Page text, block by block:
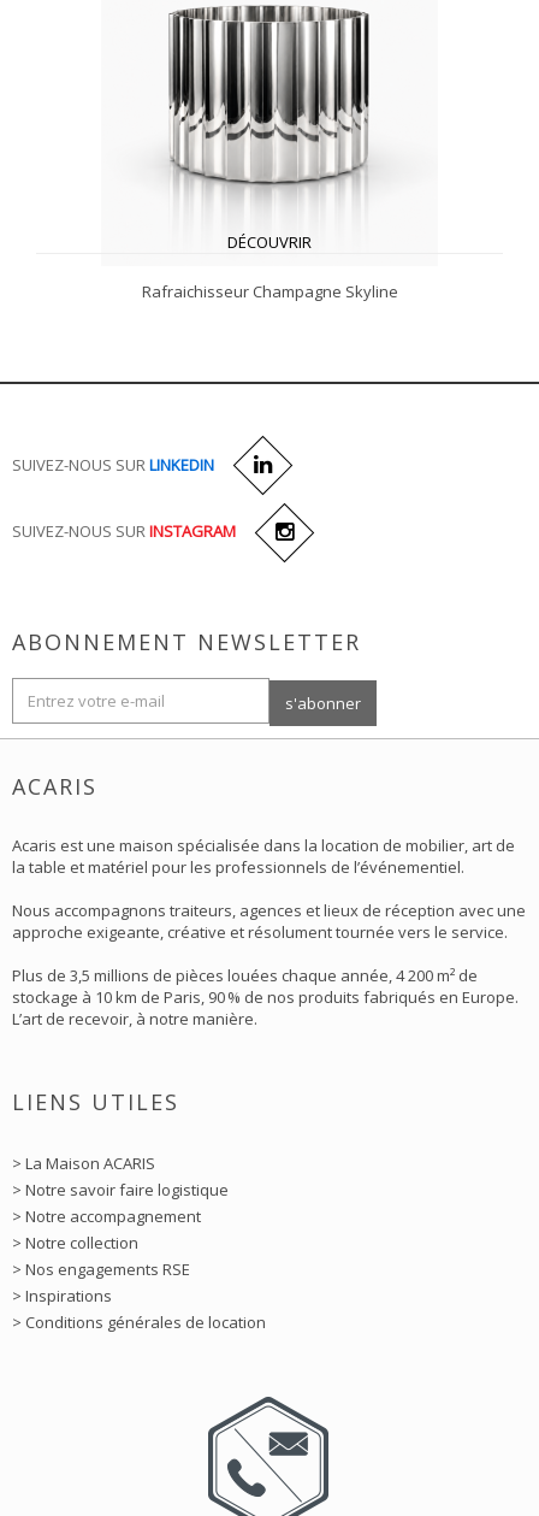
DÉCOUVRIR
Rafraichisseur Champagne Skyline
SUIVEZ-NOUS SUR LINKEDIN
SUIVEZ-NOUS SURINSTAGRAM
ABONNEMENT NEWSLETTER
ACARIS
Acaris est une maison spécialisée dans la location de mobilier, art de
la table et matériel pour les professionnels de l’événementiel.
Nous accompagnons traiteurs, agences et lieux de réception avec une
approche exigeante, créative et résolument tournée vers le service.
Plus de 3,5 millions de pièces louées chaque année, 4 200 m² de
stockage à 10 km de Paris, 90 % de nos produits fabriqués en Europe.
L’art de recevoir, à notre manière.
LIENS UTILES
> La Maison ACARIS
> Notre savoir faire logistique
> Notre accompagnement
> Notre collection
> Nos engagements RSE
> Inspirations
> Conditions générales de location